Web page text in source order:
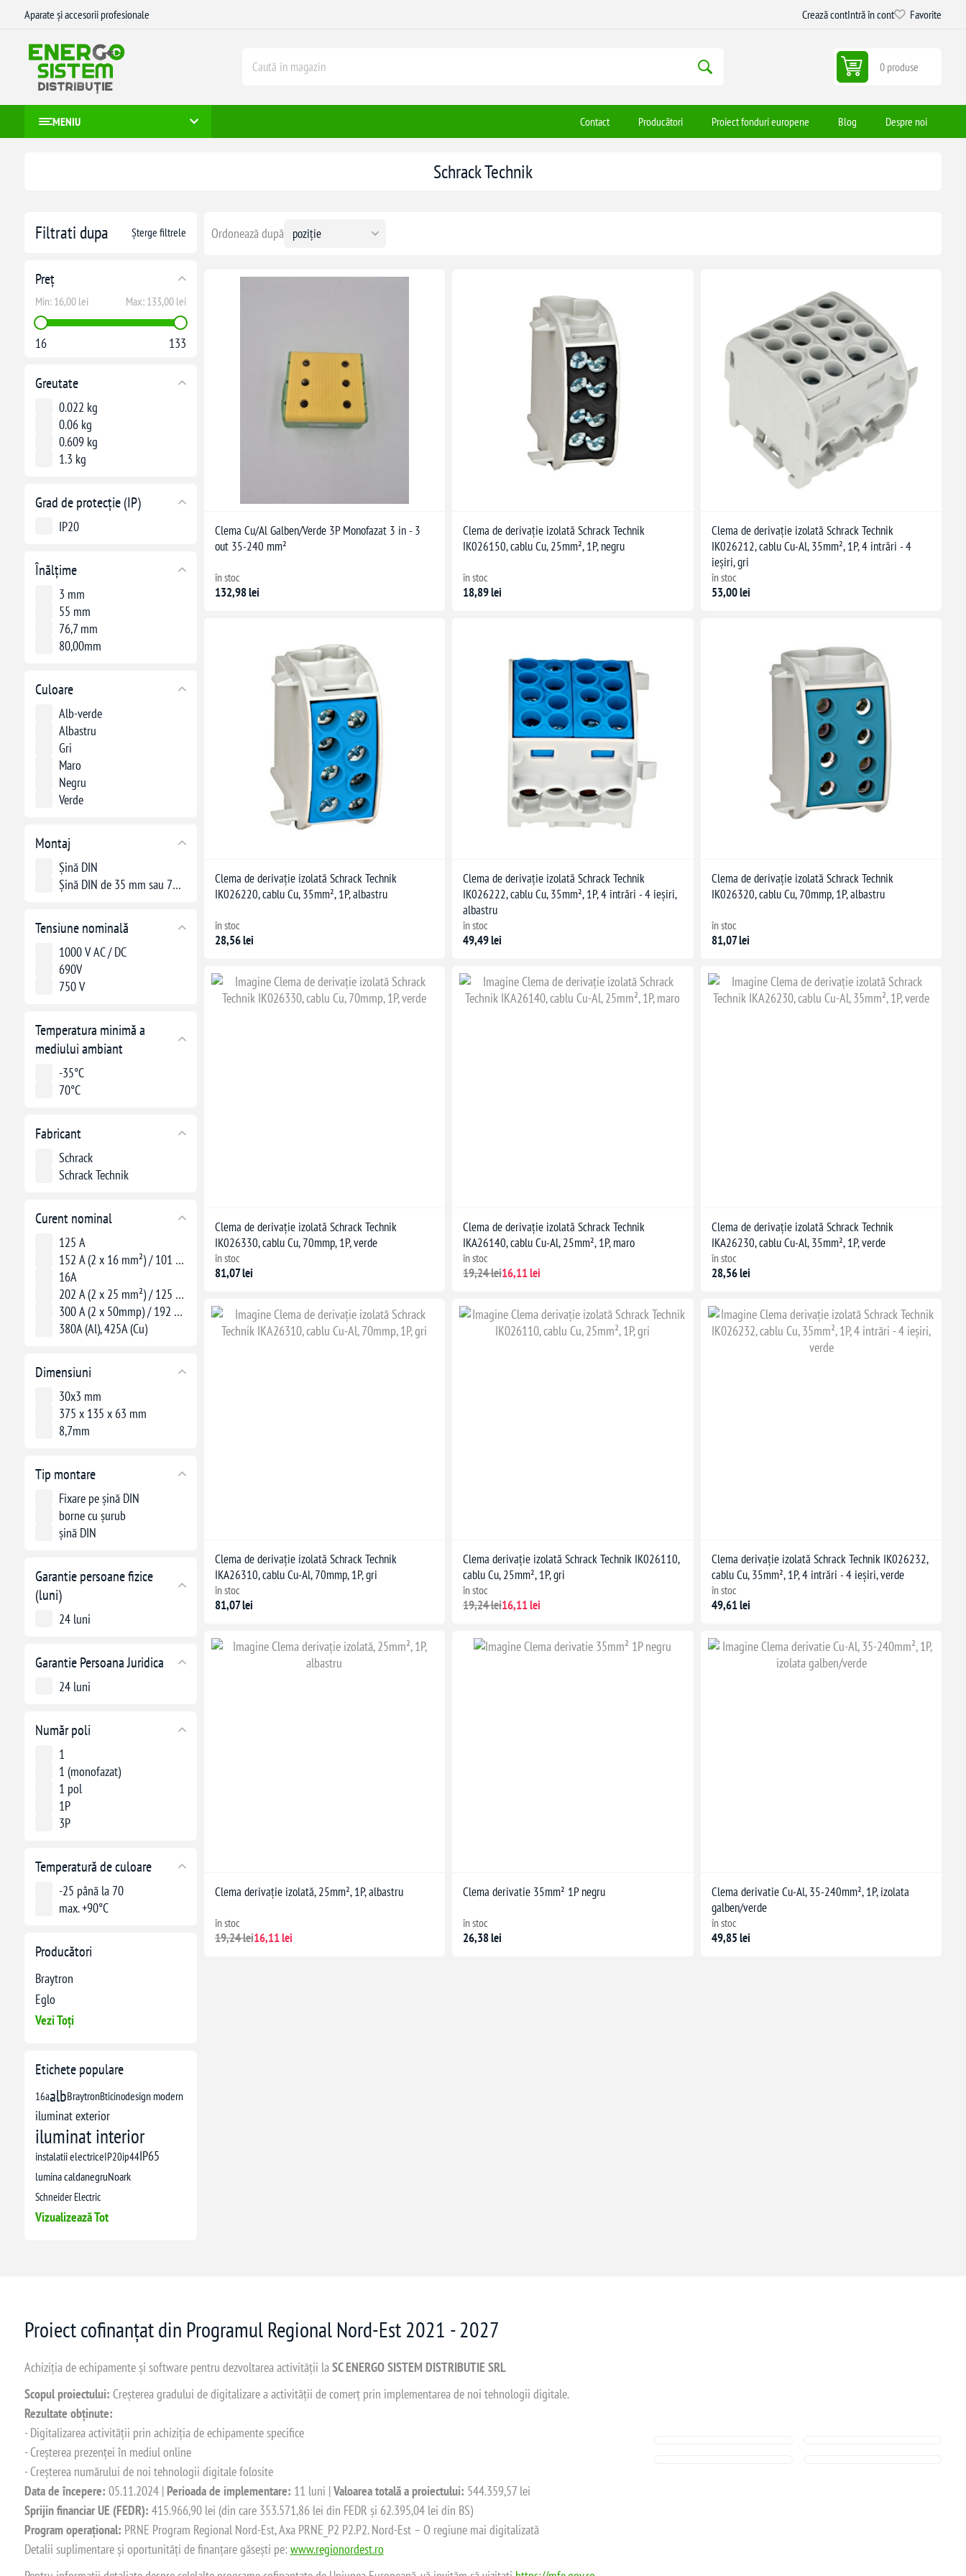
Aparate și accesorii profesionale Crează contIntră în cont Favorite
0 produse
MENIU Contact Producători Proiect fonduri europene Blog Despre noi
Filtrati dupa Șterge filtrele
Preț
Min: 16,00 lei Max: 133,00 lei
16 133
Greutate
0.022 kg
0.06 kg
0.609 kg
1.3 kg
Grad de protecție (IP)
IP20
Înălțime
3 mm
55 mm
76,7 mm
80,00mm
Culoare
Alb-verde
Albastru
Gri
Maro
Negru
Verde
Montaj
Șină DIN
Șină DIN de 35 mm sau 75 mm
Tensiune nominală
1000 V AC / DC
690V
750 V
Temperatura minimă a
mediului ambiant
-35°C
70°C
Fabricant
Schrack
Schrack Technik
Curent nominal
125 A
152 A (2 x 16 mm²) / 101 A (1 x 25 mm²)
16A
202 A (2 x 25 mm²) / 125 A (1 x 35 mm²)
300 A (2 x 50mmp) / 192 A (1 x 70mmp)
380A (Al), 425A (Cu)
Dimensiuni
30x3 mm
375 x 135 x 63 mm
8,7mm
Tip montare
Fixare pe șină DIN
borne cu șurub
șină DIN
Garantie persoane fizice
(luni)
24 luni
Garantie Persoana Juridica
24 luni
Număr poli
1
1 (monofazat)
1 pol
1P
3P
Temperatură de culoare
-25 până la 70
max. +90°C
Producători
Braytron
Eglo
Vezi Toți
Etichete populare
16aalbBraytronBticinodesign modern
iluminat exterior
iluminat interior
instalatii electriceIP20ip44IP65
lumina caldanegruNoark
Schneider Electric
Vizualizează Tot
Schrack Technik
Ordonează după
Clema Cu/Al Galben/Verde 3P Monofazat 3 in - 3
out 35-240 mm²
în stoc
132,98 lei
Clema de derivație izolată Schrack Technik
IK026150, cablu Cu, 25mm², 1P, negru
în stoc
18,89 lei
Clema de derivație izolată Schrack Technik
IK026212, cablu Cu-Al, 35mm², 1P, 4 intrări - 4
ieșiri, gri
în stoc
53,00 lei
Clema de derivație izolată Schrack Technik
IK026220, cablu Cu, 35mm², 1P, albastru
în stoc
28,56 lei
Clema de derivație izolată Schrack Technik
IK026222, cablu Cu, 35mm², 1P, 4 intrări - 4 ieșiri,
albastru
în stoc
49,49 lei
Clema de derivație izolată Schrack Technik
IK026320, cablu Cu, 70mmp, 1P, albastru
în stoc
81,07 lei
Clema de derivație izolată Schrack Technik
IK026330, cablu Cu, 70mmp, 1P, verde
în stoc
81,07 lei
Clema de derivație izolată Schrack Technik
IKA26140, cablu Cu-Al, 25mm², 1P, maro
în stoc
19,24 lei16,11 lei
Clema de derivație izolată Schrack Technik
IKA26230, cablu Cu-Al, 35mm², 1P, verde
în stoc
28,56 lei
Clema de derivație izolată Schrack Technik
IKA26310, cablu Cu-Al, 70mmp, 1P, gri
în stoc
81,07 lei
Clema derivație izolată Schrack Technik IK026110,
cablu Cu, 25mm², 1P, gri
în stoc
19,24 lei16,11 lei
Clema derivație izolată Schrack Technik IK026232,
cablu Cu, 35mm², 1P, 4 intrări - 4 ieșiri, verde
în stoc
49,61 lei
Clema derivație izolată, 25mm², 1P, albastru
în stoc
19,24 lei16,11 lei
Clema derivatie 35mm² 1P negru
în stoc
26,38 lei
Clema derivatie Cu-Al, 35-240mm², 1P, izolata
galben/verde
în stoc
49,85 lei
Proiect cofinanțat din Programul Regional Nord-Est 2021 - 2027
Achiziția de echipamente și software pentru dezvoltarea activității laSC ENERGO SISTEM DISTRIBUTIE SRL
Scopul proiectului: Creșterea gradului de digitalizare a activității de comerț prin implementarea de noi tehnologii digitale.
Rezultate obținute:
- Digitalizarea activității prin achiziția de echipamente specifice
- Creșterea prezenței în mediul online
- Creșterea numărului de noi tehnologii digitale folosite
Data de începere: 05.11.2024 | Perioada de implementare: 11 luni |Valoarea totală a proiectului: 544.359,57 lei
Sprijin financiar UE (FEDR): 415.966,90 lei (din care 353.571,86 lei din FEDR și 62.395,04 lei din BS)
Program operațional: PRNE Program Regional Nord-Est, Axa PRNE_P2 P2.P2. Nord-Est – O regiune mai digitalizată
Detalii suplimentare și oportunități de finanțare găsești pe: www.regionordest.ro